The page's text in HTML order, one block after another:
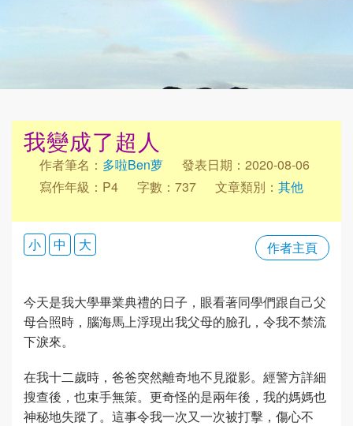
我變成了超人
作者筆名： 多啦Ben萝
發表日期：2020-08-06
寫作年級：P4
字數：737 文章類別： 其他
作者主頁
小 中 大
今天是我大學畢業典禮的日子，眼看著同學們跟自己父
母合照時，腦海馬上浮現出我父母的臉孔，令我不禁流
下淚來。
在我十二歲時，爸爸突然離奇地不見蹤影。經警方詳細
搜查後，也束手無策。更奇怪的是兩年後，我的媽媽也
神秘地失蹤了。這事令我一次又一次被打擊，傷心不